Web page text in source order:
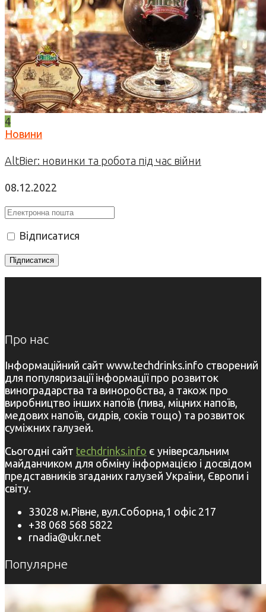
4
Новини
AltBier: новинки та робота під час війни
08.12.2022
Відписатися
Про нас
Інформаційний сайт www.techdrinks.info створений
для популяризації інформації про розвиток
виноградарства та виноробства, а також про
виробництво інших напоїв (пива, міцних напоїв,
медових напоїв, сидрів, соків тощо) та розвиток
суміжних галузей.
Сьогодні сайт techdrinks.info є універсальним
майданчиком для обміну інформацією і досвідом
представників згаданих галузей України, Європи і
світу.
33028 м.Рівне, вул.Соборна,1 офіс 217
+38 068 568 5822
rnadia@ukr.net
Популярне